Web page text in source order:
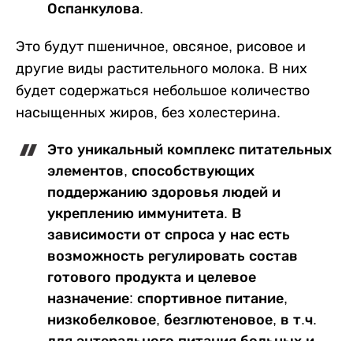
Оспанкулова.
Это будут пшеничное, овсяное, рисовое и
другие виды растительного молока. В них
будет содержаться небольшое количество
насыщенных жиров, без холестерина.
Это уникальный комплекс питательных
элементов, способствующих
поддержанию здоровья людей и
укреплению иммунитета. В
зависимости от спроса у нас есть
возможность регулировать состав
готового продукта и целевое
назначение: спортивное питание,
низкобелковое, безглютеновое, в т.ч.